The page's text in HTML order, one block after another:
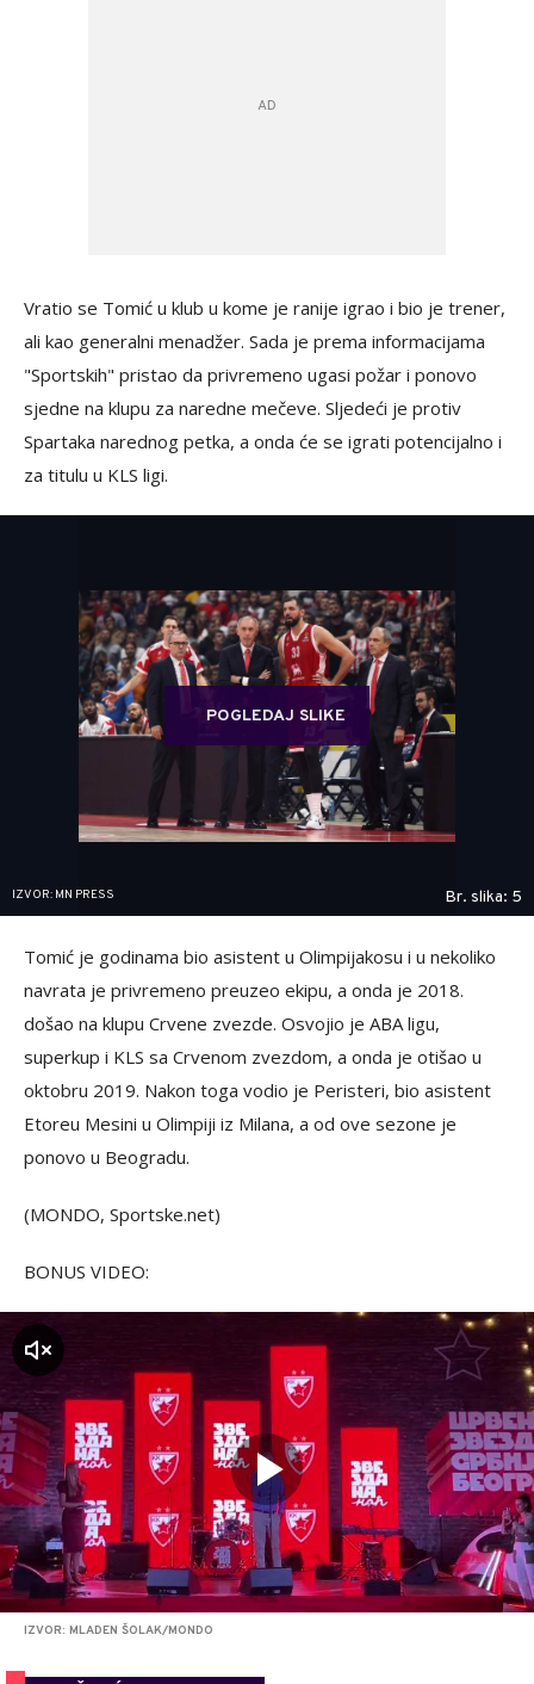
Vratio se Tomić u klub u kome je ranije igrao i bio je trener,
ali kao generalni menadžer. Sada je prema informacijama
"Sportskih" pristao da privremeno ugasi požar i ponovo
sjedne na klupu za naredne mečeve. Sljedeći je protiv
Spartaka narednog petka, a onda će se igrati potencijalno i
za titulu u KLS ligi.
POGLEDAJ SLIKE
IZVOR: MN PRESS Br. slika: 5
Tomić je godinama bio asistent u Olimpijakosu i u nekoliko
navrata je privremeno preuzeo ekipu, a onda je 2018.
došao na klupu Crvene zvezde. Osvojio je ABA ligu,
superkup i KLS sa Crvenom zvezdom, a onda je otišao u
oktobru 2019. Nakon toga vodio je Peristeri, bio asistent
Etoreu Mesini u Olimpiji iz Milana, a od ove sezone je
ponovo u Beogradu.
(MONDO, Sportske.net)
BONUS VIDEO:
IZVOR: MLADEN ŠOLAK/MONDO